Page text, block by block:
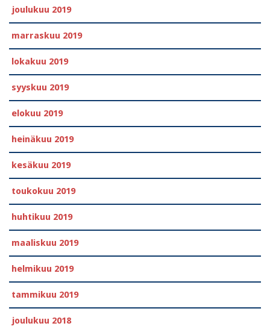
joulukuu 2019
marraskuu 2019
lokakuu 2019
syyskuu 2019
elokuu 2019
heinäkuu 2019
kesäkuu 2019
toukokuu 2019
huhtikuu 2019
maaliskuu 2019
helmikuu 2019
tammikuu 2019
joulukuu 2018